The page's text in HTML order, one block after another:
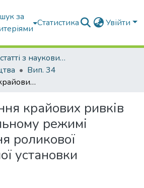
за
Статистика Увійти
Вибрані статті з наукових збірників КНУБА
Вип. 34
Обґрунтування крайових ривків при оптимальному режимі реверсування роликової формувальної установки
крайових ривків
режимі
роликової
установки